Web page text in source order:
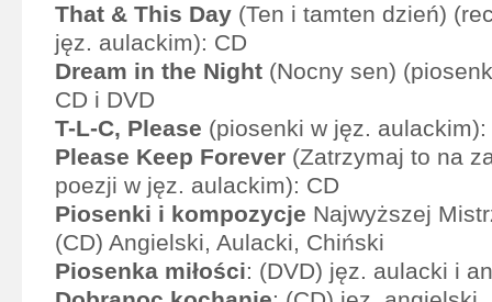
That & This Day(Ten i tamten dzień)
jęz. aulackim): CD
Dream in the Night(Nocny sen)
CD i DVD
T-L-C, Please (piosenki w jęz. aulackim):
Please Keep Forever(Zatrzymaj to na
poezji w jęz. aulackim): CD
Piosenki i kompozycje Najwyższej
(CD) Angielski, Aulacki, Chiński
Piosenka miłości: (DVD) jęz. aulacki i